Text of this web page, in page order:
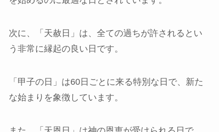
次に、「天赦日」は、全ての過ちが許されるとい
う非常に縁起の良い日です。
「甲子の日」は60日ごとに来る特別な日で、新た
な始まりを象徴しています。